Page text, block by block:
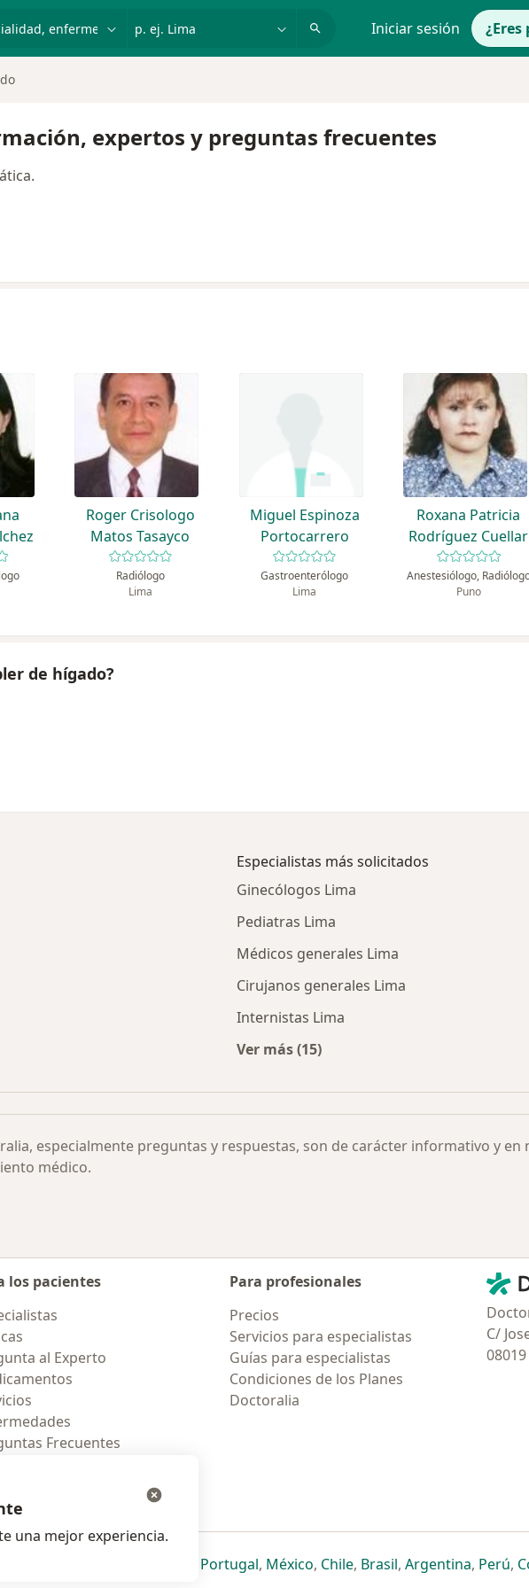
Iniciar sesión
expertos y preguntas frecuentes
Roger Crisologo
Matos Tasayco
Radiólogo
Lima
Miguel Espinoza
Portocarrero
Gastroenterólogo
Lima
Roxana Patricia
Rodríguez Cuellar
Anestesiólogo,
Puno
de hígado?
Especialistas más solicitados
Ginecólogos Lima
Pediatras Lima
Médicos generales Lima
Cirujanos generales Lima
Internistas Lima
Ver más (15)
especialmente preguntas y respuestas, son de carácter informativo y en
médico.
los pacientes
al Experto
Frecuentes
Para profesionales
Precios
Servicios para especialistas
Guías para especialistas
Condiciones de los Planes
Doctoralia
C/
se abre en una nueva pestaña
se abre en una nueva pestaña
se abre en una nueva pestaña
se abre en una nueva pestaña
Portugalse abre en una nueva pestaña
, Méxicose abre en una nueva pestaña
, Chilese abre en una nueva
, Brasilse abre en una
, Argentinase abre
, Perúse
,
una mejor experiencia.